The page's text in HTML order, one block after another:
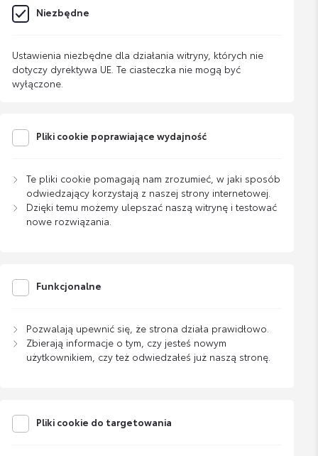
Niezbędne
Ustawienia niezbędne dla działania witryny, których nie
dotyczy dyrektywa UE. Te ciasteczka nie mogą być
wyłączone.
Pliki cookie poprawiające wydajność
Te pliki cookie pomagają nam zrozumieć, w jaki sposób
odwiedzający korzystają z naszej strony internetowej.
Dzięki temu możemy ulepszać naszą witrynę i testować
nowe rozwiązania.
Funkcjonalne
Pozwalają upewnić się, że strona działa prawidłowo.
Zbierają informacje o tym, czy jesteś nowym
użytkownikiem, czy też odwiedzałeś już naszą stronę.
Pliki cookie do targetowania